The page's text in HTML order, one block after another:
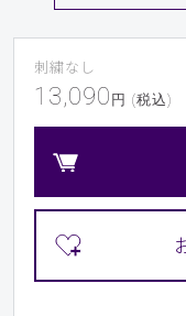
刺繍なし
13,090 円 (税込)